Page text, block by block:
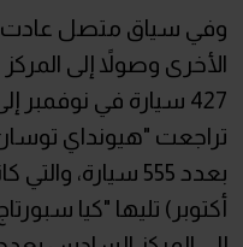
الأخرى وصولاً إلى
بعدد 555 سيارة،